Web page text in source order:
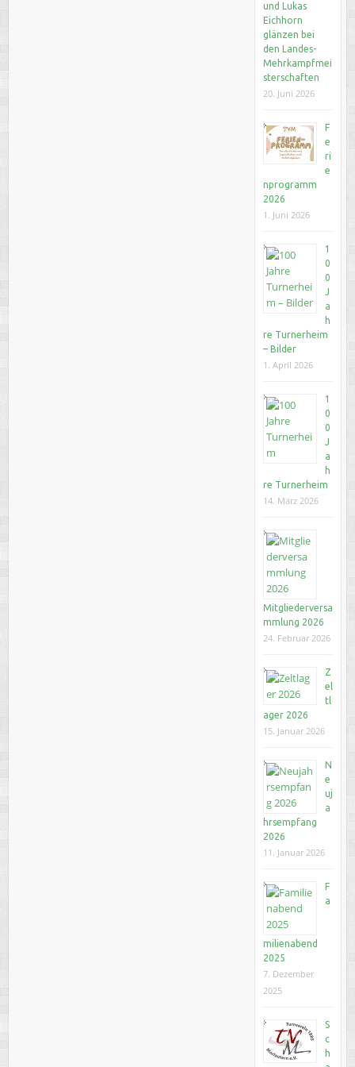
und Lukas
Eichhorn
glänzen bei
den Landes-
Mehrkampfmei
sterschaften
20. Juni 2026
F
e
ri
e
nprogramm
2026
1. Juni 2026
1
0
0
J
a
h
re Turnerheim
– Bilder
1. April 2026
1
0
0
J
a
h
re Turnerheim
14. März 2026
Mitgliederversa
mmlung 2026
24. Februar 2026
Z
el
tl
ager 2026
15. Januar 2026
N
e
uj
a
hrsempfang
2026
11. Januar 2026
F
a
milienabend
2025
7. Dezember
2025
S
c
h